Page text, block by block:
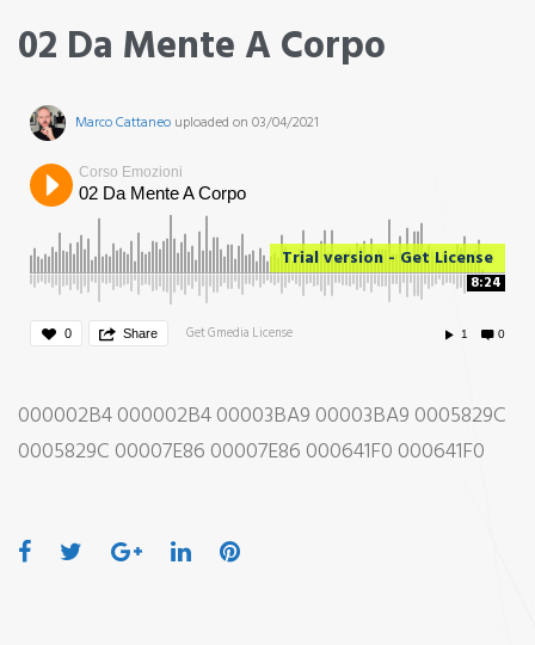
02 Da Mente A Corpo
Marco Cattaneo uploaded on 03/04/2021
Corso Emozioni
02 Da Mente A Corpo
Trial version - Get License
8:24
1 0
0 Share Get Gmedia License
000002B4 000002B4 00003BA9 00003BA9 0005829C
0005829C 00007E86 00007E86 000641F0 000641F0
Facebook
TwitterGoogle+LinkedInPinterest